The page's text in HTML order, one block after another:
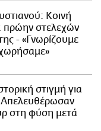
Κοινή
πρώην στελεχών
- «Γνωρίζουμε
στιγμή για
στη φύση μετά